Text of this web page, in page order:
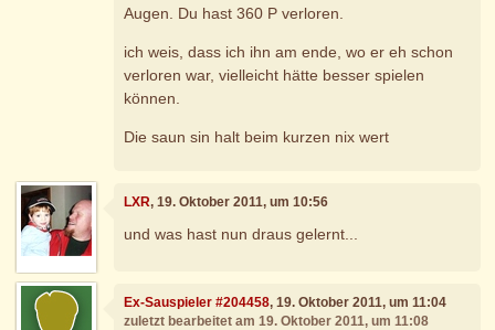
Augen. Du hast 360 P verloren.
ich weis, dass ich ihn am ende, wo er eh schon
verloren war, vielleicht hätte besser spielen
können.
Die saun sin halt beim kurzen nix wert
LXR, 19. Oktober 2011, um 10:56
und was hast nun draus gelernt...
Ex-Sauspieler #204458, 19. Oktober 2011, um 11:04
zuletzt bearbeitet am 19. Oktober 2011, um 11:08